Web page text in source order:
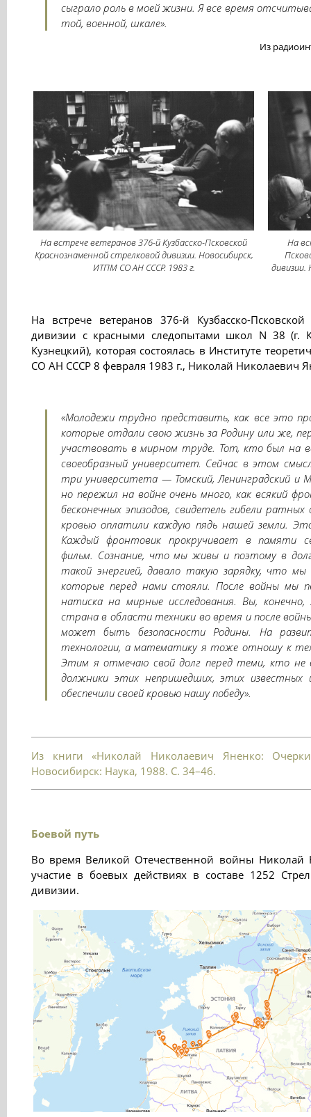
сыграло роль в моей жизни. Я все время
той, военной, шкале».
Из
На встрече ветеранов 376-й Кузбасско-Псковской
Краснознаменной стрелковой дивизии. Новосибирск,
ИТПМ СО АН СССР. 1983 г.
На
дивизии.
На встрече ветеранов 376-й Кузбасско-
дивизии с красными следопытами школ N 38 (г.
Кузнецкий), которая состоялась в Институте
СО АН СССР 8 февраля 1983 г., Николай Николаевич
«Молодежи трудно представить, как все это
которые отдали свою жизнь за Родину или же,
участвовать в мирном труде. Тот, кто был на
своеобразный университет. Сейчас в этом
три университета — Томский, Ленинградский и
но пережил на войне очень много, как всякий
бесконечных эпизодов, свидетель гибели
кровью оплатили каждую пядь нашей земли.
Каждый фронтовик прокручивает в памяти
фильм. Сознание, что мы живы и поэтому в
такой энергией, давало такую зарядку, что мы
которые перед нами стояли. После войны мы
натиска на мирные исследования. Вы,
страна в области техники во время и после
может быть безопасности Родины. На
технологии, а математику я тоже отношу к
Этим я отмечаю свой долг перед теми, кто
должники этих непришедших, этих известных
обеспечили своей кровью нашу победу».
Из книги «Николай Николаевич Яненко:
Новосибирск: Наука, 1988. С. 34–46.
Боевой путь
Во время Великой Отечественной войны
участие в боевых действиях в составе 1252
дивизии.